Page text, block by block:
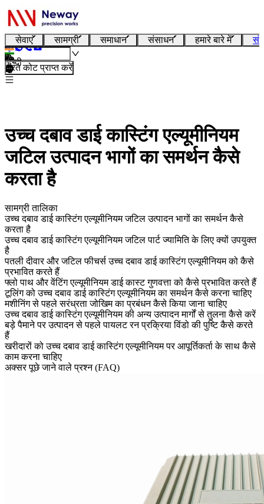
सेवाएं सामग्री समाधान संसाधन हमारे बारे में
हिन्दी
तुरंत कोट प्राप्त करें
उच्च दबाव डाई कास्टिंग एल्यूमीनियम
जटिल उत्पादन भागों का समर्थन कैसे
करता है
सामग्री तालिका
उच्च दबाव डाई कास्टिंग एल्यूमीनियम जटिल उत्पादन भागों का समर्थन कैसे
करता है
उच्च दबाव डाई कास्टिंग एल्यूमीनियम जटिल पार्ट ज्यामिति के लिए क्यों उपयुक्त
है
पतली दीवार और जटिल फीचर्स उच्च दबाव डाई कास्टिंग एल्यूमीनियम को कैसे
प्रभावित करते हैं
फ्लो पाथ और वेंटिंग एल्यूमीनियम डाई कास्ट गुणवत्ता को कैसे प्रभावित करते हैं
टूलिंग को उच्च दबाव डाई कास्टिंग एल्यूमीनियम का समर्थन कैसे करना चाहिए
मशीनिंग से पहले सरंध्रता जोखिम का प्रबंधन कैसे किया जाना चाहिए
उच्च दबाव डाई कास्टिंग एल्यूमीनियम की अन्य उत्पादन मार्गों से तुलना कैसे करें
बड़े पैमाने पर उत्पादन से पहले पायलट रन प्रक्रिया विंडो की पुष्टि कैसे करते
हैं
खरीदारों को उच्च दबाव डाई कास्टिंग एल्यूमीनियम पर आपूर्तिकर्ता के साथ कैसे
काम करना चाहिए
अक्सर पूछे जाने वाले प्रश्न (FAQ)